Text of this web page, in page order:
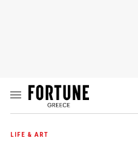
LIFE & ART